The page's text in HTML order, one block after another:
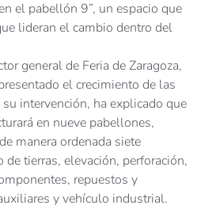
el pabellón 9”, un espacio que
lideran el cambio dentro del
general de Feria de Zaragoza,
el crecimiento de las
intervención, ha explicado que
en nueve pabellones,
manera ordenada siete
tierras, elevación, perforación,
repuestos y
y vehículo industrial.